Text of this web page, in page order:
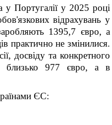
у Португалії у 2025 році
відрахувань у
1395,7 євро, а
практично не змінилися.
досвіду та конкретного
близько 977 євро, а в
ЄС: